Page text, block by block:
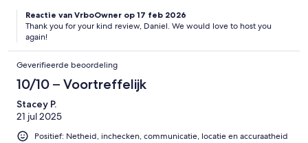
Reactie van VrboOwner op 17 feb 2026
Thank you for your kind review, Daniel. We would love to host you
again!
Geverifieerde beoordeling
10/10 – Voortreffelijk
Stacey P.
21 jul 2025
Positief: Netheid, inchecken, communicatie, locatie en accuraatheid